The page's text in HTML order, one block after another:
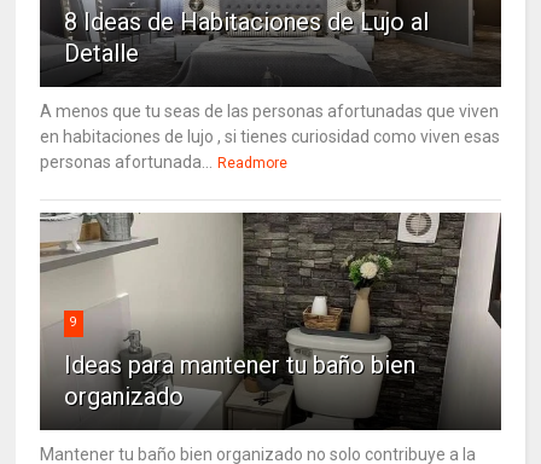
8 Ideas de Habitaciones de Lujo al
Detalle
A menos que tu seas de las personas afortunadas que viven
en habitaciones de lujo , si tienes curiosidad como viven esas
personas afortunada... Readmore
9
Ideas para mantener tu baño bien
organizado
Mantener tu baño bien organizado no solo contribuye a la